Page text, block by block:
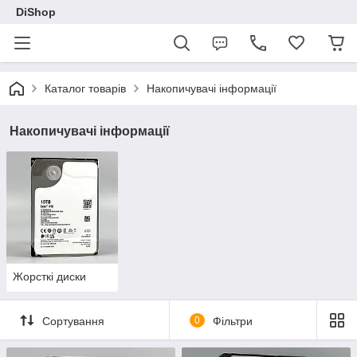
DiShop
Каталог товарів Накопичувачі інформації
Накопичувачі інформації
Жорсткі диски
Сортування 0 Фільтри